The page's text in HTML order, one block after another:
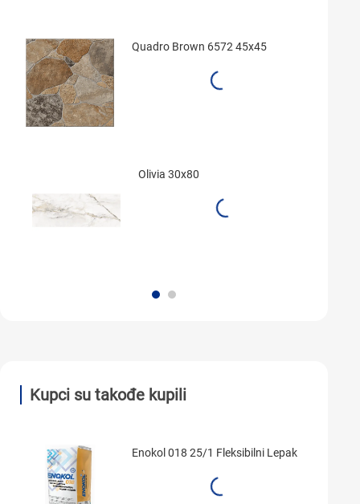
Quadro Brown 6572 45x45
Olivia 30x80
Kupci su takođe kupili
Enokol 018 25/1 Fleksibilni Lepak